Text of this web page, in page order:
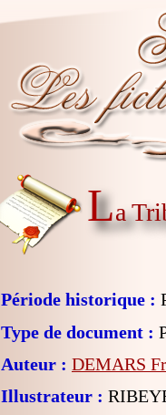
La
Période historique :
Type de document :
Auteur : DEMARS
Illustrateur :